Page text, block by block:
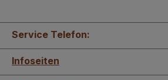
Service Telefon:
Infoseiten